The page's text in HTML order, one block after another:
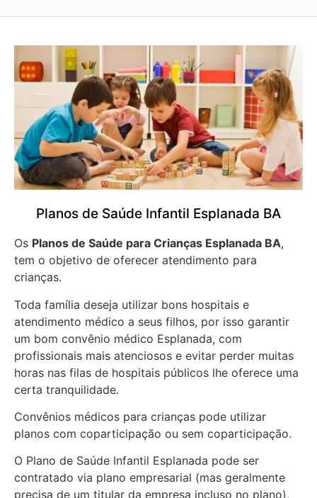
Planos de Saúde Infantil Esplanada BA
Os Planos de Saúde para Crianças Esplanada BA,
tem o objetivo de oferecer atendimento para
crianças.
Toda família deseja utilizar bons hospitais e
atendimento médico a seus filhos, por isso garantir
um bom convênio médico Esplanada, com
profissionais mais atenciosos e evitar perder muitas
horas nas filas de hospitais públicos lhe oferece uma
certa tranquilidade.
Convênios médicos para crianças pode utilizar
planos com coparticipação ou sem coparticipação.
O Plano de Saúde Infantil Esplanada pode ser
contratado via plano empresarial (mas geralmente
precisa de um titular da empresa incluso no plano),